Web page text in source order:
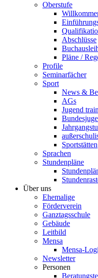
Oberstufe
Abschlüsse
Pläne /
Profile
Seminarfächer
Sport
News &
AGs
Jugend
Sportstätten
Sprachen
Stundenpläne
Über uns
Ehemalige
Förderverein
Ganztagsschule
Gebäude
Leitbild
Mensa
Mensa-
Newsletter
Personen